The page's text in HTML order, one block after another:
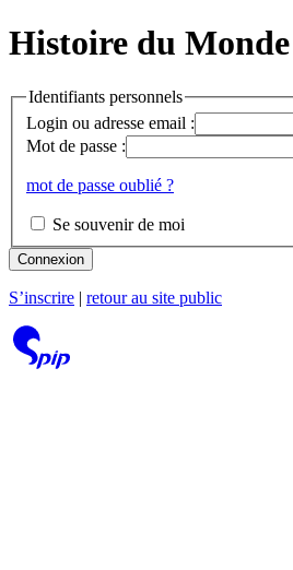
Histoire du Monde
Identifiants personnels
Login ou adresse email :
Mot de passe :
mot de passe oublié ?
Se souvenir de moi
Connexion
S’inscrire retour au site public